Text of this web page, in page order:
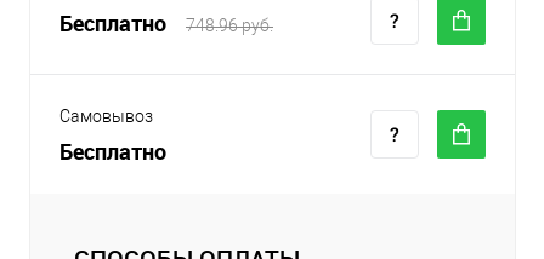
Бесплатно 748.96 руб.
Самовывоз
Бесплатно